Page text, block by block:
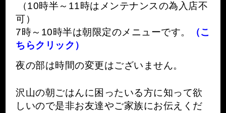
（10時半～11時はメンテナンスの為入店不
可）
7時～10時半は朝限定のメニューです。
（こ
ちらクリック）
夜の部は時間の変更はございません。
沢山の朝ごはんに困ったいる方に知って欲
しいので是非お友達やご家族にお伝えくだ